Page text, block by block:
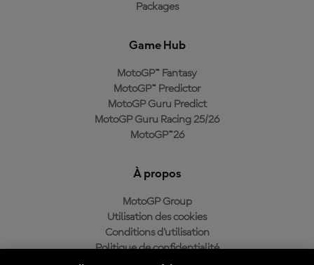
Packages
Game Hub
MotoGP™ Fantasy
MotoGP™ Predictor
MotoGP Guru Predict
MotoGP Guru Racing 25/26
MotoGP™26
À propos
MotoGP Group
Utilisation des cookies
Conditions d'utilisation
Politique de confidentialité